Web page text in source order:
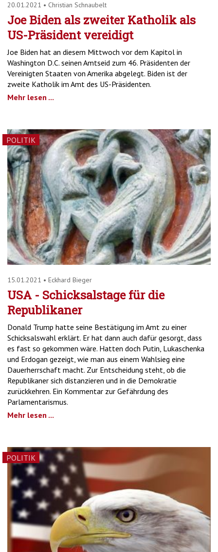
20.01.2021 • Christian Schnaubelt
Joe Biden als zweiter Katholik als
US-Präsident vereidigt
Joe Biden hat an diesem Mittwoch vor dem Kapitol in
Washington D.C. seinen Amtseid zum 46. Präsidenten der
Vereinigten Staaten von Amerika abgelegt. Biden ist der
zweite Katholik im Amt des US-Präsidenten.
Mehr lesen ...
POLITIK
15.01.2021 • Eckhard Bieger
USA - Schicksalstage für die
Republikaner
Donald Trump hatte seine Bestätigung im Amt zu einer
Schicksalswahl erklärt. Er hat dann auch dafür gesorgt, dass
es fast so gekommen wäre. Hatten doch Putin, Lukaschenka
und Erdogan gezeigt, wie man aus einem Wahlsieg eine
Dauerherrschaft macht. Zur Entscheidung steht, ob die
Republikaner sich distanzieren und in die Demokratie
zurückkehren. Ein Kommentar zur Gefährdung des
Parlamentarismus.
Mehr lesen ...
POLITIK